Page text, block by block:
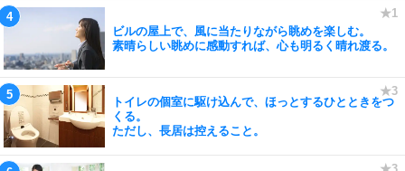
ビルの屋上で、風に当たりながら眺めを楽しむ。
素晴らしい眺めに感動すれば、心も明るく晴れ渡る。
トイレの個室に駆け込んで、ほっとするひとときをつ
くる。
ただし、長居は控えること。